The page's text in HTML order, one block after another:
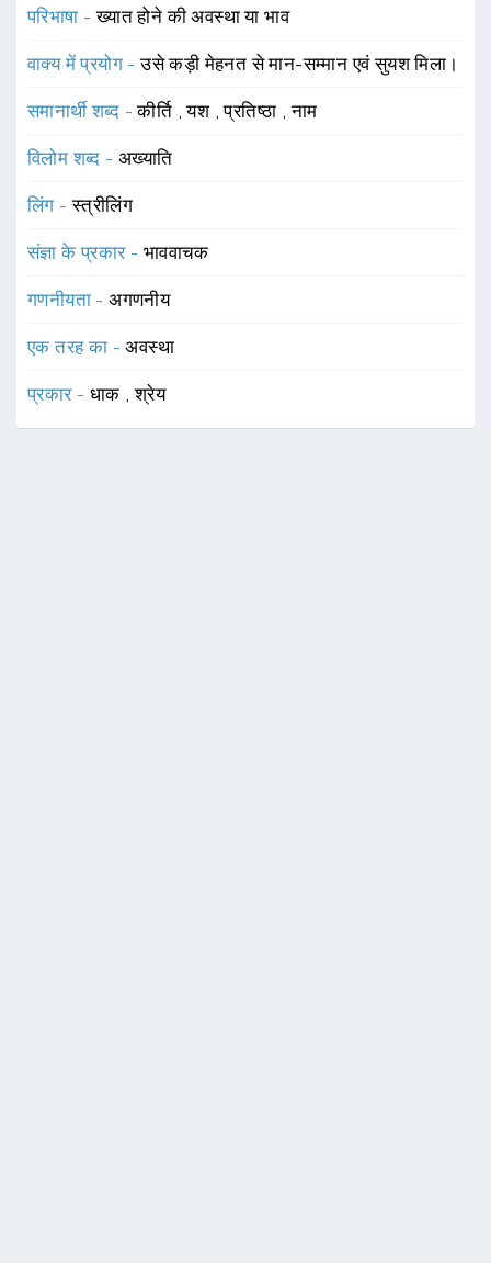
परिभाषा -ख्यात होने की अवस्था या भाव
वाक्य में प्रयोग -उसे कड़ी मेहनत से मान-सम्मान एवं सुयश मिला।
समानार्थी शब्द -कीर्ति ,यश ,प्रतिष्ठा ,नाम
विलोम शब्द - अख्याति
लिंग -स्त्रीलिंग
संज्ञा के प्रकार - भाववाचक
गणनीयता -अगणनीय
एक तरह का -अवस्था
प्रकार - धाक ,श्रेय